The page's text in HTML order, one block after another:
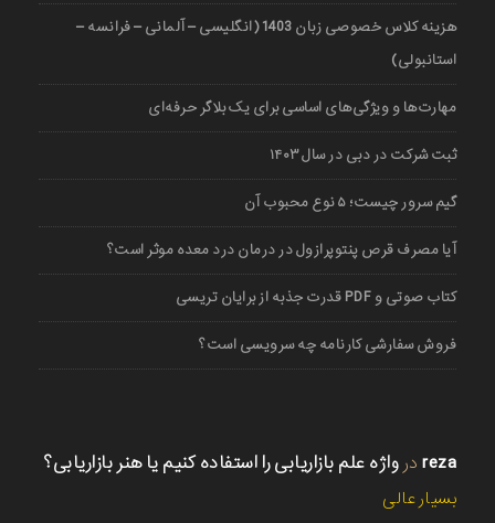
هزینه کلاس خصوصی زبان 1403 (انگلیسی – آلمانی – فرانسه –
استانبولی)
مهارت‌ها و ویژگی‌های اساسی برای یک بلاگر حرفه‌ای
ثبت شرکت در دبی در سال ۱۴۰۳
گیم سرور چیست؛ ۵ نوع محبوب آن
آیا مصرف قرص پنتوپرازول در درمان درد معده موثر است؟
کتاب صوتی و PDF قدرت جذبه از برایان تریسی
فروش سفارشی کارنامه چه سرویسی است؟
reza در واژه علم بازاریابی را استفاده کنیم یا هنر بازاریابی؟
بسیار عالی